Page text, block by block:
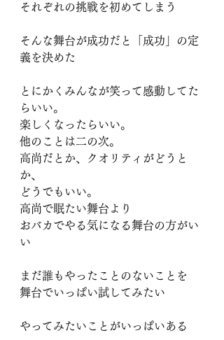
それぞれの挑戦を初めてしまう
そんな舞台が成功だと「成功」の定
義を決めた
とにかくみんなが笑って感動してた
らいい。
楽しくなったらいい。
他のことは二の次。
高尚だとか、クオリティがどうと
か、
どうでもいい。
高尚で眠たい舞台より
おバカでやる気になる舞台の方がい
い
まだ誰もやったことのないことを
舞台でいっぱい試してみたい
やってみたいことがいっぱいある